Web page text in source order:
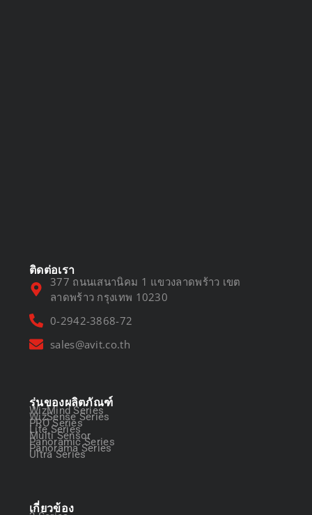
ติดต่อเรา
377 ถนนเสนานิคม 1 แขวงลาดพร้าว เขต
ลาดพร้าว กรุงเทพ 10230
0-2942-3868-72
sales@avit.co.th
รุ่นของผลิตภัณฑ์
WizMind Series
WizSense Series
PRO Series
Lite Series
Multi Sensor
Panoramic Series
Panorama Series
Ultra Series
เกี่ยวข้อง